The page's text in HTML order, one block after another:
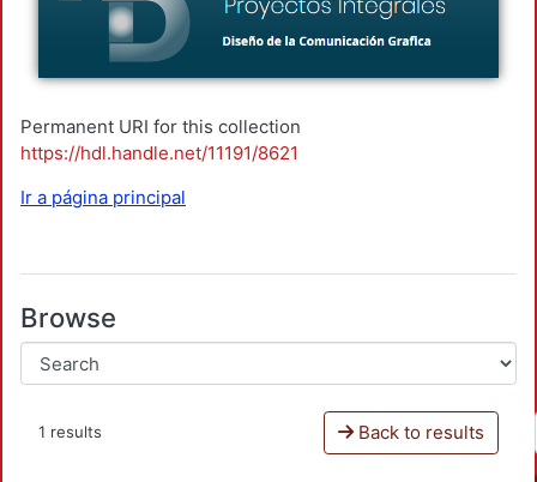
Permanent URI for this collection
https://hdl.handle.net/11191/8621
Ir a página principal
Browse
1 results Back to results